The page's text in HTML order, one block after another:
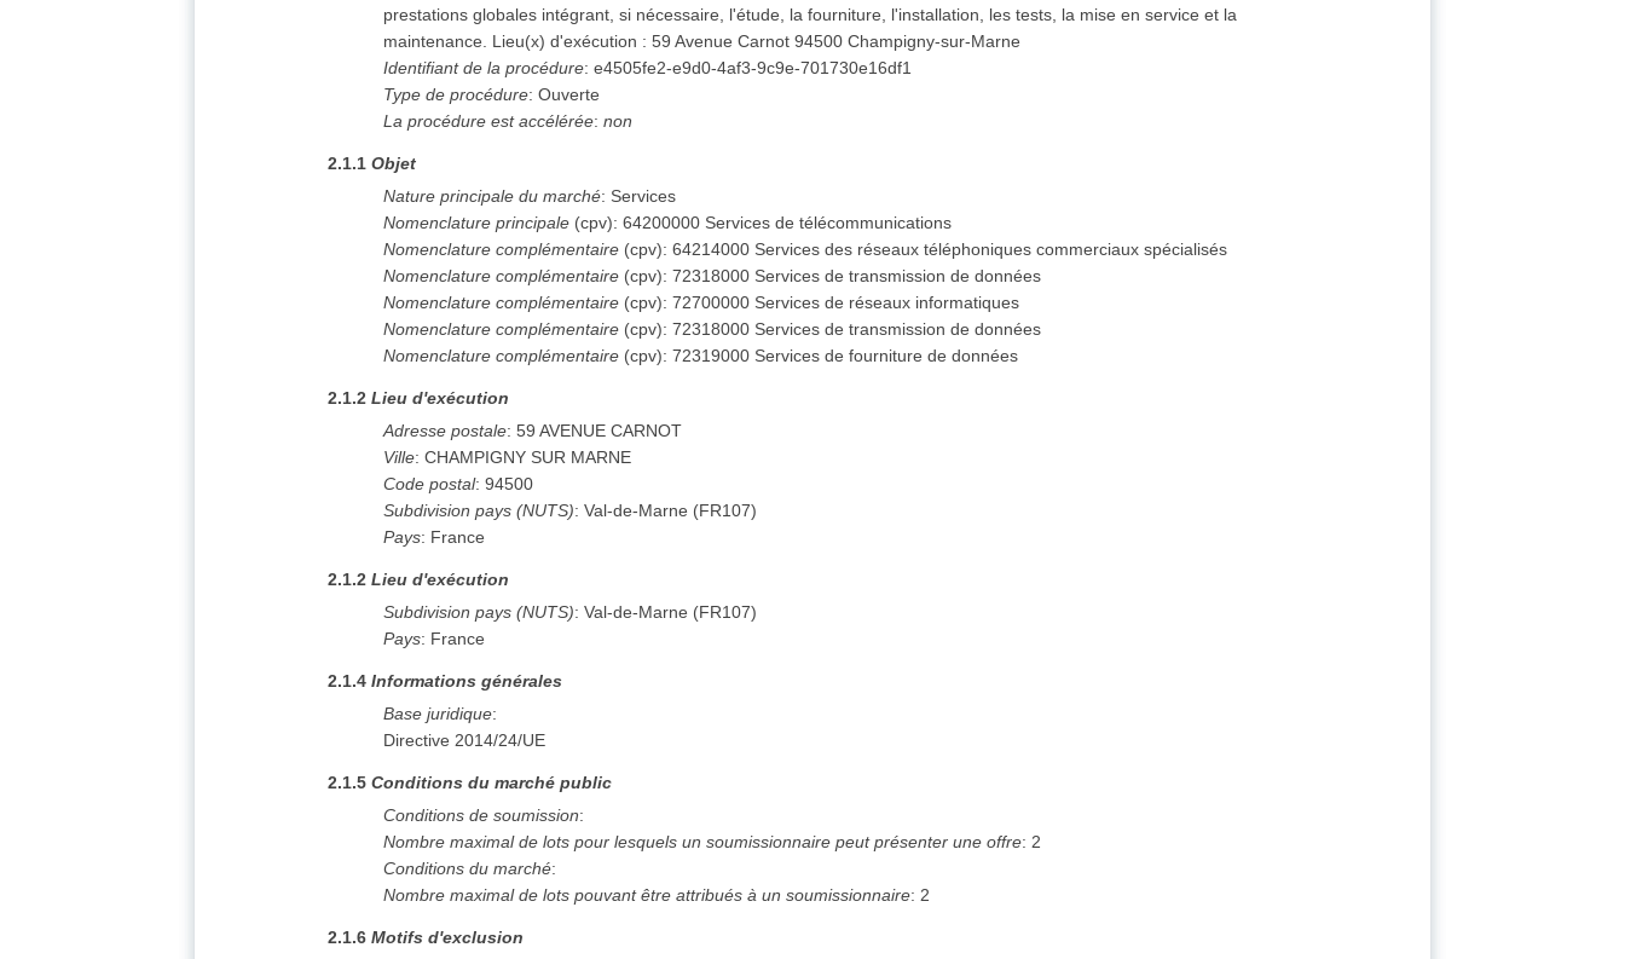
prestations globales intégrant, si nécessaire, l'étude, la fourniture, l'installation, les tests, la mise en service et la
maintenance. Lieu(x) d'exécution : 59 Avenue Carnot 94500 Champigny-sur-Marne
Identifiant de la procédure:e4505fe2-e9d0-4af3-9c9e-701730e16df1
Type de procédure:Ouverte
La procédure est accélérée:non
2.1.1Objet
Nature principale du marché: Services
Nomenclature principale (cpv):64200000 Services de télécommunications
Nomenclature complémentaire (cpv):64214000 Services des réseaux téléphoniques commerciaux spécialisés
Nomenclature complémentaire (cpv):72318000 Services de transmission de données
Nomenclature complémentaire (cpv):72700000 Services de réseaux informatiques
Nomenclature complémentaire (cpv):72318000 Services de transmission de données
Nomenclature complémentaire (cpv):72319000 Services de fourniture de données
2.1.2Lieu d'exécution
Adresse postale:59 AVENUE CARNOT
Ville:CHAMPIGNY SUR MARNE
Code postal:94500
Subdivision pays (NUTS):Val-de-Marne (FR107)
Pays: France
2.1.2Lieu d'exécution
Subdivision pays (NUTS):Val-de-Marne (FR107)
Pays: France
2.1.4Informations générales
Base juridique:
Directive 2014/24/UE
2.1.5Conditions du marché public
Conditions de soumission:
Nombre maximal de lots pour lesquels un soumissionnaire peut présenter une offre:2
Conditions du marché:
Nombre maximal de lots pouvant être attribués à un soumissionnaire:2
2.1.6Motifs d'exclusion